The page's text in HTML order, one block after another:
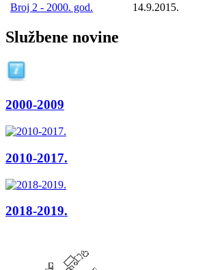
Broj 2 - 2000. god.
14.9.2015.
Službene novine
2000-2009
2010-2017.
2018-2019.